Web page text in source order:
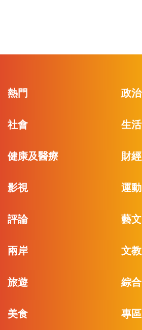
熱門 政治
社會 生活
健康及醫療 財
影視 運動
評論 藝文
兩岸 文教
旅遊 綜合
美食 專區